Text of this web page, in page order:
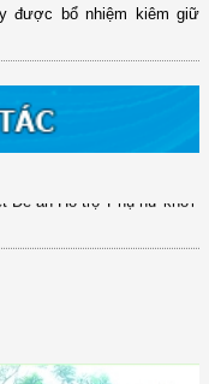
được bổ nhiệm kiêm giữ
số 2415/QĐ-TTg ngày
số 72-NQ/TW ngày
Đề án Hỗ trợ Phụ nữ khởi